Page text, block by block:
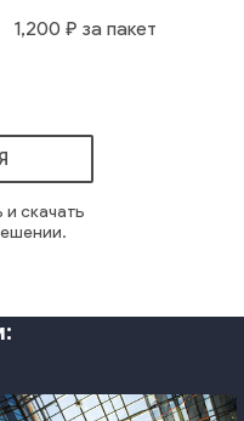
прозрачный
1,200 ₽ за пакет
скачать